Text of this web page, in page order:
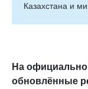
Казахстана и
На
обновлённые